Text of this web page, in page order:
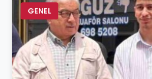
GENEL